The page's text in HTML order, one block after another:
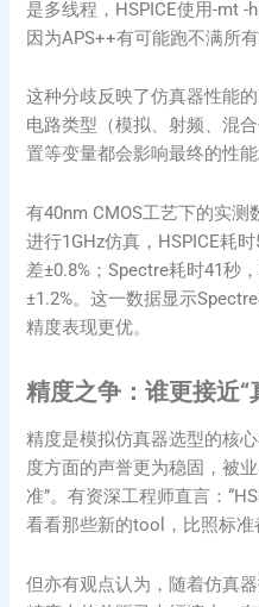
是多线程，HSPICE使用-mt -
因为APS++有可能跑不满所
这种分歧反映了仿真器性能
电路类型（模拟、射频、混
置等变量都会影响最终的性能
有40nm CMOS工艺下的实
进行1GHz仿真，HSPICE耗
差±0.8%；Spectre耗时41秒
±1.2%。这一数据显示
精度表现更优。
精度之争：谁更接近“
精度是模拟仿真器选型的核
度方面的声誉更为稳固，被
准”。有资深工程师直言：
看看那些新的tool，比照标准
但亦有观点认为，随着仿真